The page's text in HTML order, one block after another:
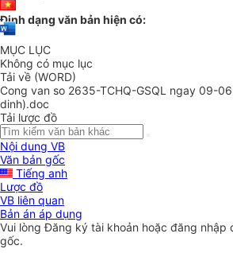
Định dạng văn bản hiện có:
MỤC LỤC
Không có mục lục
Tải về (WORD)
Cong van so 2635-TCHQ-GSQL ngay 09-
dinh).doc
Tải lược đồ
Nội dung VB
Văn bản gốc
Tiếng anh
Lược đồ
VB liên quan
Bản án áp dụng
Vui lòngĐăng ký tài khoản hoặc đăng nhập
gốc.